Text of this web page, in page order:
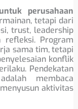
perusahaan
tetapi dari
trust, leadership
refleksi. Program
sama tim, tetapi
konflik
Pendekatan
membaca
aktivitas